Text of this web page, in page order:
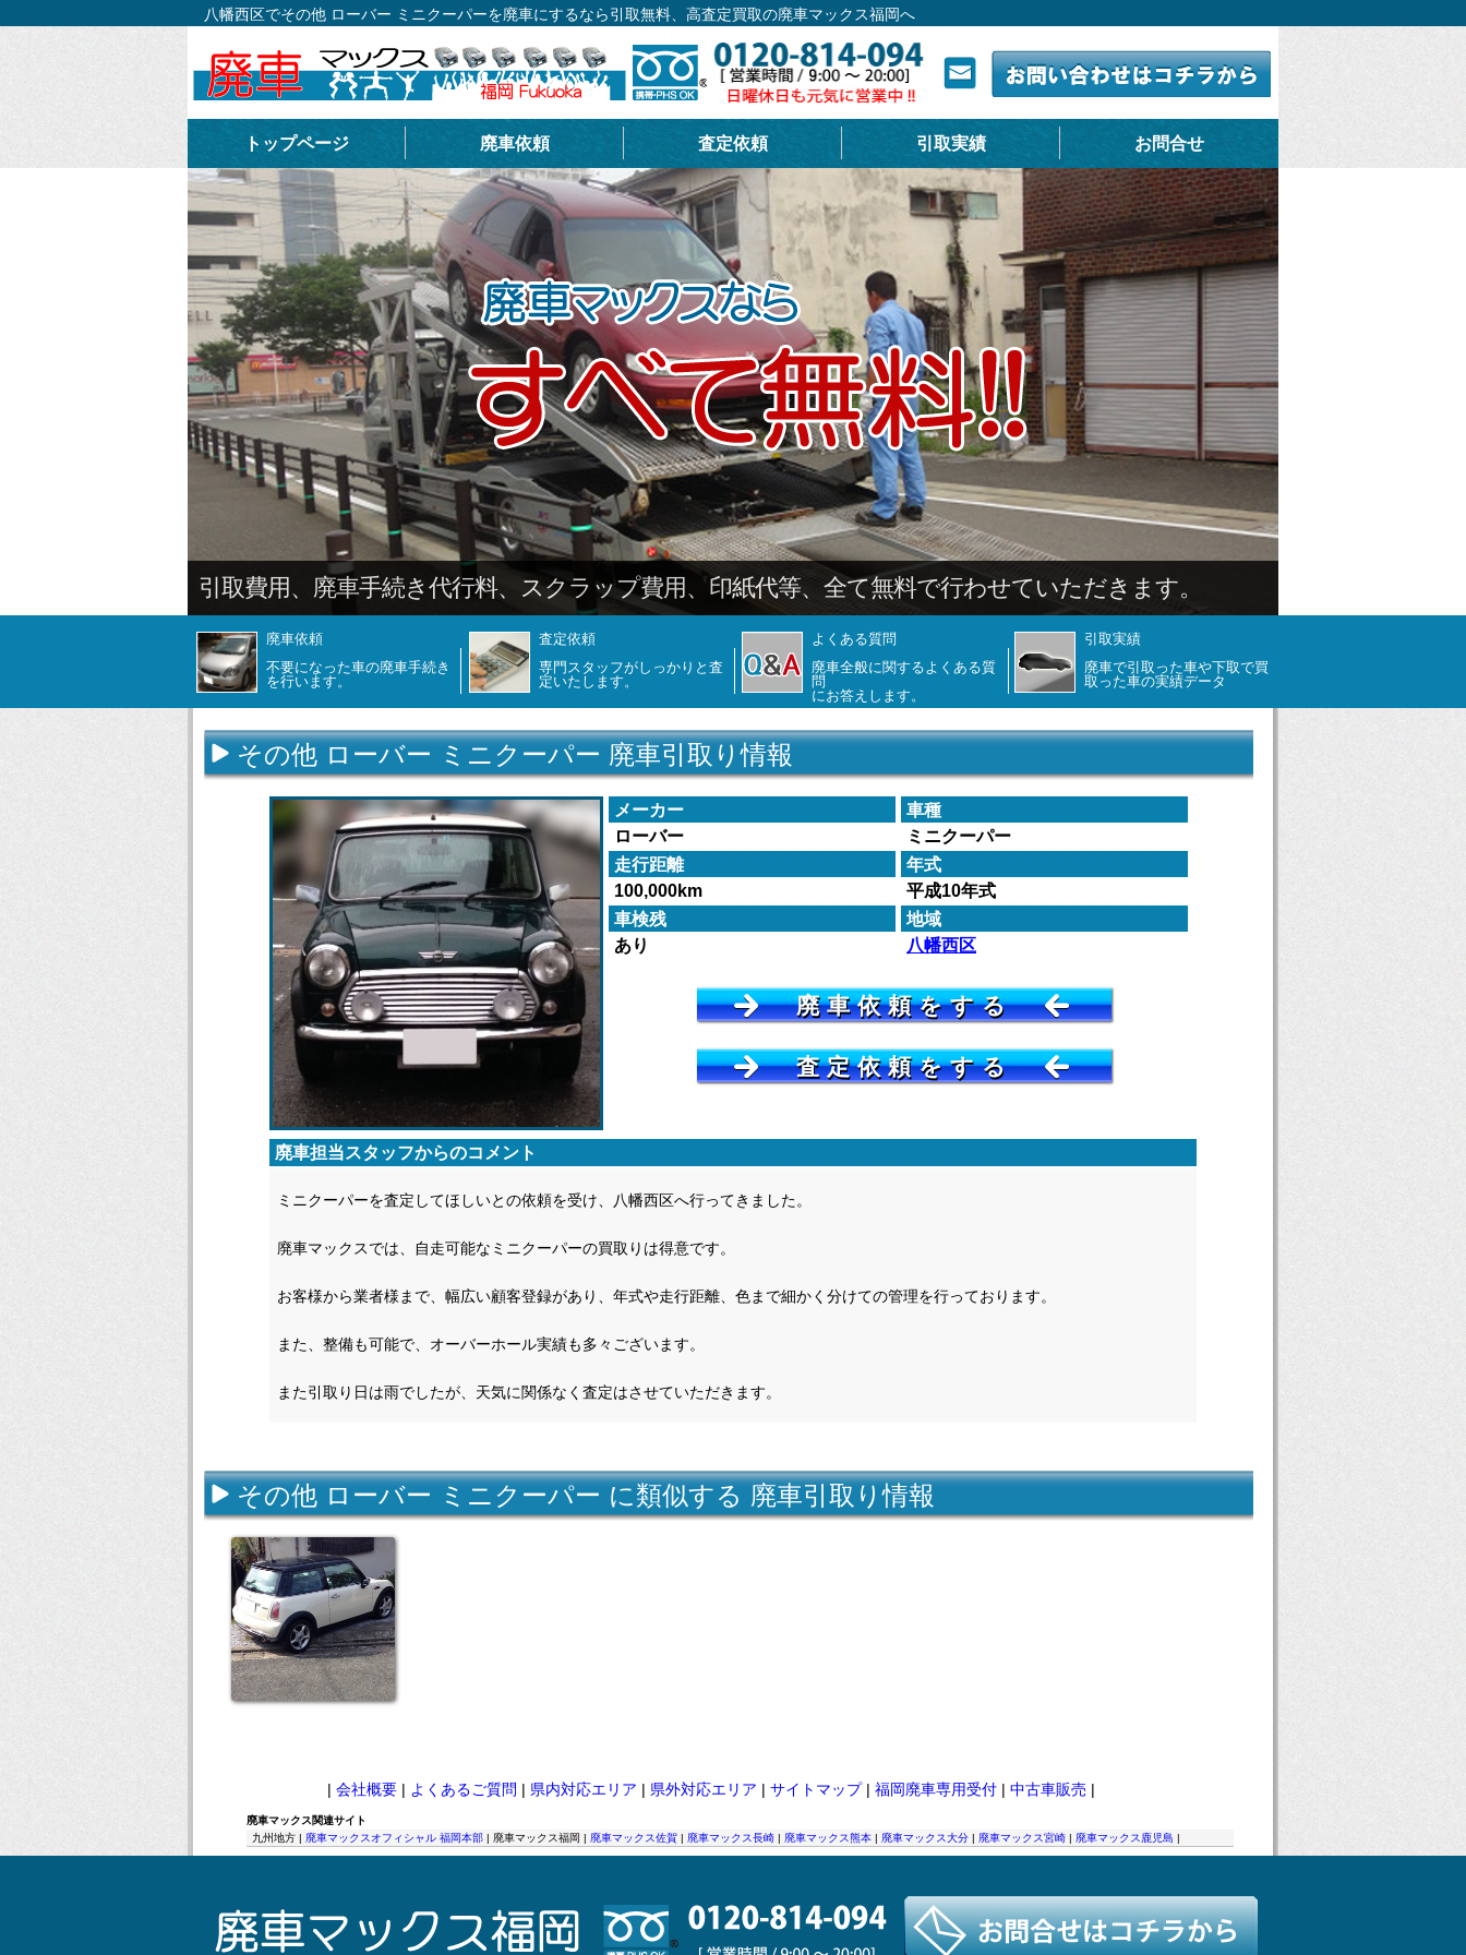
八幡西区でその他 ローバー ミニクーパーを廃車にするなら引取無料、高査定買取の廃車マックス福岡へ
トップページ 廃車依頼 査定依頼 引取実績 お問合せ
引取費用、廃車手続き代行料、スクラップ費用、印紙代等、全て無料で行わせていただきます。
廃車依頼
不要になった車の廃車手続き
を行います。
査定依頼
専門スタッフがしっかりと査
定いたします。
よくある質問
廃車全般に関するよくある質
問
にお答えします。
引取実績
廃車で引取った車や下取で買
取った車の実績データ
その他 ローバー ミニクーパー 廃車引取り情報
メーカー
車種
ローバー
ミニクーパー
走行距離
年式
100,000km
平成10年式
車検残
地域
あり
八幡西区
廃車担当スタッフからのコメント
ミニクーパーを査定してほしいとの依頼を受け、八幡西区へ行ってきました。
廃車マックスでは、自走可能なミニクーパーの買取りは得意です。
お客様から業者様まで、幅広い顧客登録があり、年式や走行距離、色まで細かく分けての管理を行っております。
また、整備も可能で、オーバーホール実績も多々ございます。
また引取り日は雨でしたが、天気に関係なく査定はさせていただきます。
廃車依頼をする
査定依頼をする
その他 ローバー ミニクーパー に類似する 廃車引取り情報
| 会社概要 | よくあるご質問 | 県内対応エリア | 県外対応エリア | サイトマップ| 福岡廃車専用受付 | 中古車販売 |
廃車マックス関連サイト
九州地方 | 廃車マックスオフィシャル 福岡本部 | 廃車マックス福岡 | 廃車マックス佐賀 | 廃車マックス長崎 | 廃車マックス熊本 | 廃車マックス大分 | 廃車マックス宮崎 | 廃車マックス鹿児島 |